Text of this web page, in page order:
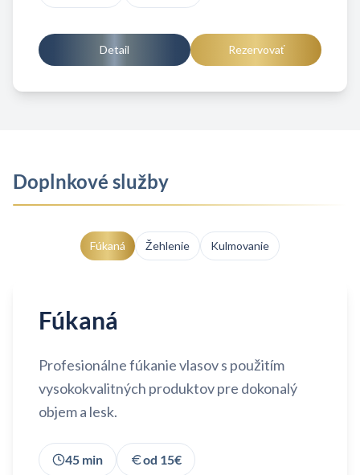
Detail Rezervovať
Doplnkové služby
Fúkaná Žehlenie Kulmovanie
Fúkaná
Profesionálne fúkanie vlasov s použitím
vysokokvalitných produktov pre dokonalý
objem a lesk.
45 min od 15€